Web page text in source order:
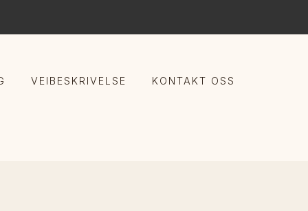
VEIBESKRIVELSE KONTAKT OSS